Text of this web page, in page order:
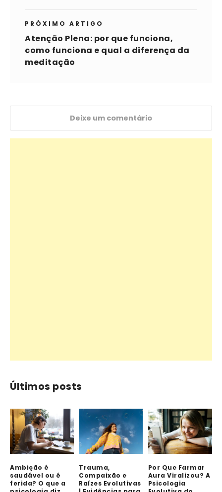
PRÓXIMO ARTIGO
Atenção Plena: por que funciona,
como funciona e qual a diferença da
meditação
Deixe um comentário
Últimos posts
Ambição é
saudável ou é
ferida? O que a
Trauma,
Compaixão e
Raízes Evolutivas
Por Que Farmar
Aura Viralizou? A
Psicologia